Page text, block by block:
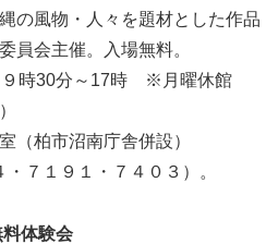
の風物・人々を題材とした作品
員会主催。入場無料。
時30分～17時 ※月曜休館
（柏市沼南庁舎併設）
７１９１・７４０３）。
体験会